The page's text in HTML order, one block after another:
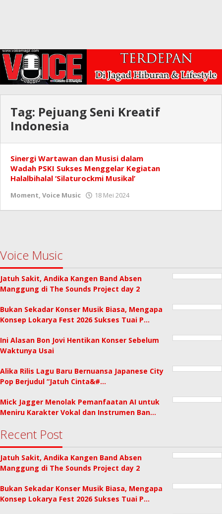
Tag: Pejuang Seni Kreatif
Indonesia
Sinergi Wartawan dan Musisi dalam
Wadah PSKI Sukses Menggelar Kegiatan
Halalbihalal ‘Silaturockmi Musikal’
Moment, Voice Music 18 Mei 2024
Voice Music
Jatuh Sakit, Andika Kangen Band Absen
Manggung di The Sounds Project day 2
Bukan Sekadar Konser Musik Biasa, Mengapa
Konsep Lokarya Fest 2026 Sukses Tuai P…
Ini Alasan Bon Jovi Hentikan Konser Sebelum
Waktunya Usai
Alika Rilis Lagu Baru Bernuansa Japanese City
Pop Berjudul “Jatuh Cinta&#…
Mick Jagger Menolak Pemanfaatan AI untuk
Meniru Karakter Vokal dan Instrumen Ban…
Recent Post
Jatuh Sakit, Andika Kangen Band Absen
Manggung di The Sounds Project day 2
Bukan Sekadar Konser Musik Biasa, Mengapa
Konsep Lokarya Fest 2026 Sukses Tuai P…